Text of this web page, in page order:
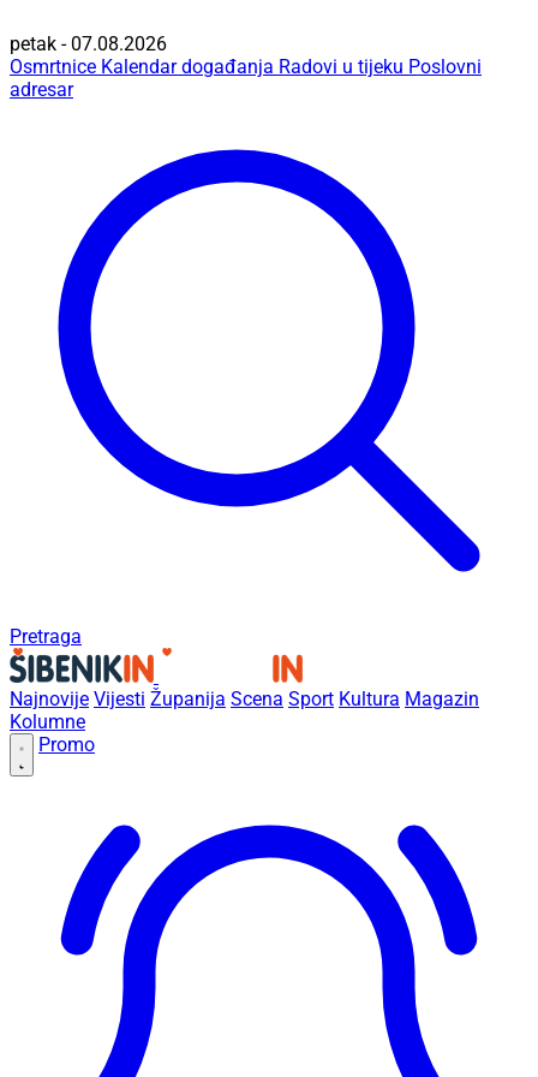
petak - 07.08.2026
Osmrtnice Kalendar događanja Radovi u tijeku Poslovni
adresar
Pretraga
Najnovije Vijesti Županija Scena Sport Kultura Magazin
Kolumne
Promo